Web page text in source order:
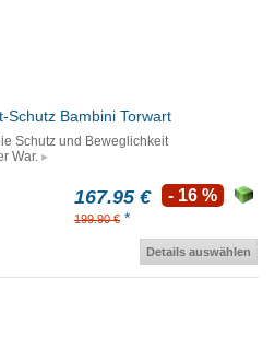
Schutz Bambini Torwart
Schutz und Beweglichkeit
War.
167.95 €
199.90 € *
- 16 %
Details auswählen